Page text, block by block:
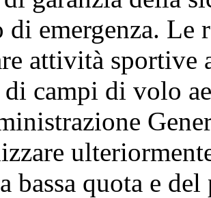
di emergenza.
attività sportive
di campi di volo
bassa quota e